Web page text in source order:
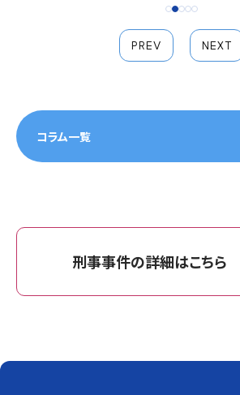
PREV NEXT
コラム一覧
刑事事件の詳細はこちら